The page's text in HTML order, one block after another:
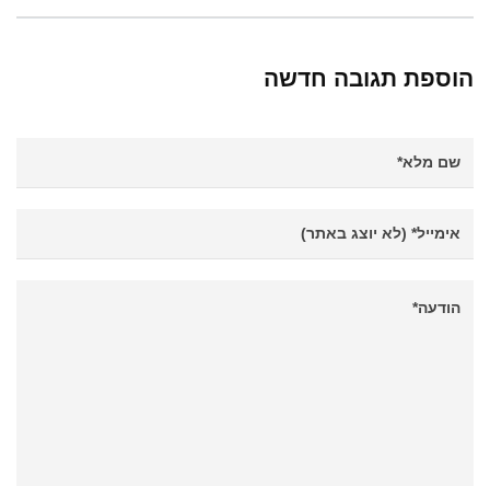
הוספת תגובה חדשה